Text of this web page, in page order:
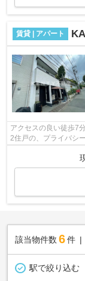
賃貸 | アパート
アクセスの良い徒歩7
2住戸の、プライバシ
ので、用途や行き先に
該当物件数 6件
駅で絞り込む